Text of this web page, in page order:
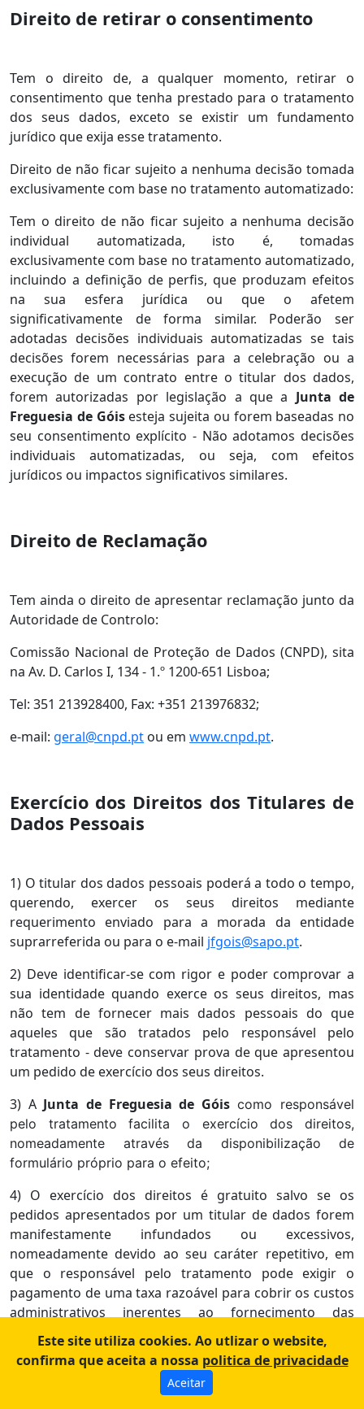
Direito de retirar o consentimento
Tem o direito de, a qualquer momento, retirar o
consentimento que tenha prestado para o tratamento
dos seus dados, exceto se existir um fundamento
jurídico que exija esse tratamento.
Direito de não ficar sujeito a nenhuma decisão tomada
exclusivamente com base no tratamento automatizado:
Tem o direito de não ficar sujeito a nenhuma decisão
individual automatizada, isto é, tomadas
exclusivamente com base no tratamento automatizado,
incluindo a definição de perfis, que produzam efeitos
na sua esfera jurídica ou que o afetem
significativamente de forma similar. Poderão ser
adotadas decisões individuais automatizadas se tais
decisões forem necessárias para a celebração ou a
execução de um contrato entre o titular dos dados,
forem autorizadas por legislação a que a Junta de
Freguesia de Góis esteja sujeita ou forem baseadas no
seu consentimento explícito - Não adotamos decisões
individuais automatizadas, ou seja, com efeitos
jurídicos ou impactos significativos similares.
Direito de Reclamação
Tem ainda o direito de apresentar reclamação junto da
Autoridade de Controlo:
Comissão Nacional de Proteção de Dados (CNPD), sita
na Av. D. Carlos I, 134 - 1.º 1200-651 Lisboa;
Tel: 351 213928400, Fax: +351 213976832;
e-mail: geral@cnpd.pt ou em www.cnpd.pt.
Exercício dos Direitos dos Titulares de
Dados Pessoais
1) O titular dos dados pessoais poderá a todo o tempo,
querendo, exercer os seus direitos mediante
requerimento enviado para a morada da entidade
suprarreferida ou para o e-mail jfgois@sapo.pt.
2) Deve identificar-se com rigor e poder comprovar a
sua identidade quando exerce os seus direitos, mas
não tem de fornecer mais dados pessoais do que
aqueles que são tratados pelo responsável pelo
tratamento - deve conservar prova de que apresentou
um pedido de exercício dos seus direitos.
3) A Junta de Freguesia de Góiscomo responsável
pelo tratamento facilita o exercício dos direitos,
nomeadamente através da disponibilização de
formulário próprio para o efeito;
4) O exercício dos direitos é gratuito salvo se os
pedidos apresentados por um titular de dados forem
manifestamente infundados ou excessivos,
nomeadamente devido ao seu caráter repetitivo, em
que o responsável pelo tratamento pode exigir o
pagamento de uma taxa razoável para cobrir os custos
administrativos inerentes ao fornecimento das
informações ou da comunicação, ou de tomada das
medidas solicitadas ou recusar-se a dar seguimento ao
pedido.
Este site utiliza cookies. Ao utlizar o website,
confirma que aceita a nossa politica de privacidade
Aceitar